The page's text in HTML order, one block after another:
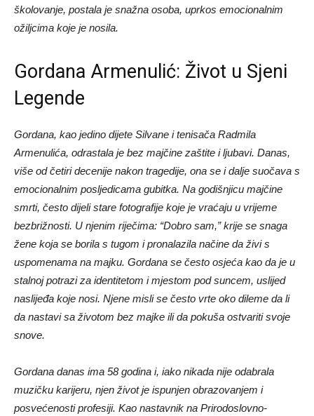
školovanje, postala je snažna osoba, uprkos emocionalnim
ožiljcima koje je nosila.
Gordana Armenulić: Život u Sjeni
Legende
Gordana, kao jedino dijete Silvane i tenisača Radmila
Armenulića, odrastala je bez majčine zaštite i ljubavi. Danas,
više od četiri decenije nakon tragedije, ona se i dalje suočava s
emocionalnim posljedicama gubitka. Na godišnjicu majčine
smrti, često dijeli stare fotografije koje je vraćaju u vrijeme
bezbrižnosti. U njenim riječima: “Dobro sam,” krije se snaga
žene koja se borila s tugom i pronalazila načine da živi s
uspomenama na majku. Gordana se često osjeća kao da je u
stalnoj potrazi za identitetom i mjestom pod suncem, uslijed
naslijeđa koje nosi. Njene misli se često vrte oko dileme da li
da nastavi sa životom bez majke ili da pokuša ostvariti svoje
snove.
Gordana danas ima 58 godina i, iako nikada nije odabrala
muzičku karijeru, njen život je ispunjen obrazovanjem i
posvećenosti profesiji. Kao nastavnik na Prirodoslovno-